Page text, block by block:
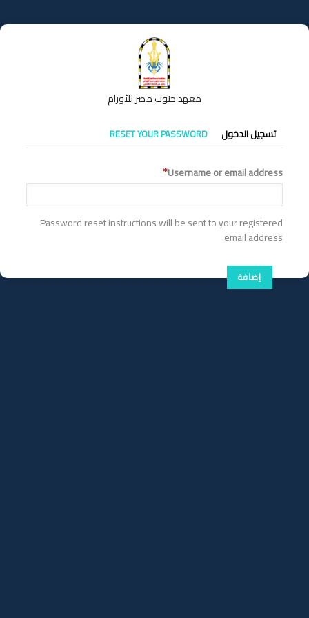
إلى
المحتوى
معهد جنوب مصر للأورام
التبويبات
الأساسية
تسجيل الدخول RESET YOUR PASSWORD
Username or email address
Password reset instructions will be sent to your registered
email address.